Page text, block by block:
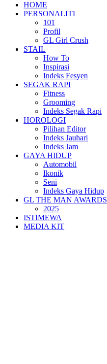
HOME
PERSONALITI
101
Profil
GL Girl Crush
STAIL
How To
Inspirasi
Indeks Fesyen
SEGAK RAPI
Fitness
Grooming
Indeks Segak Rapi
HOROLOGI
Pilihan Editor
Indeks Jauhari
Indeks Jam
GAYA HIDUP
Automobil
Ikonik
Seni
Indeks Gaya Hidup
GL THE MAN AWARDS
2025
ISTIMEWA
MEDIA KIT